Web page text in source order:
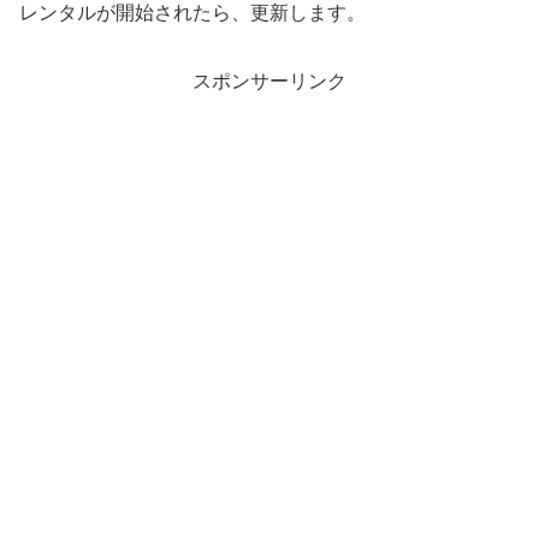
レンタルが開始されたら、更新します。
スポンサーリンク